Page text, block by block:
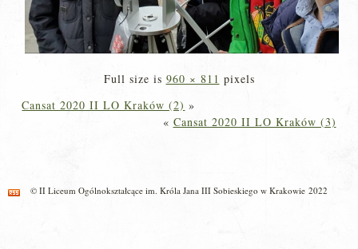
Full size is 960 × 811 pixels
Cansat 2020 II LO Kraków (2) »
« Cansat 2020 II LO Kraków (3)
© II Liceum Ogólnokształcące im. Króla Jana III Sobieskiego w Krakowie 2022